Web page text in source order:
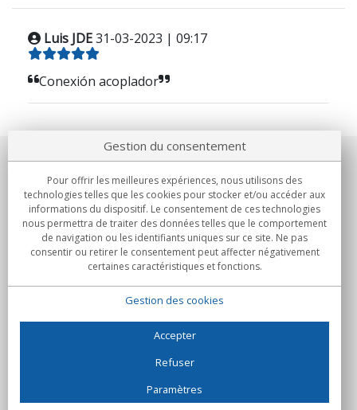
Luis JDE31-03-2023 | 09:17
Conexión acoplador
Notre société
Engagements
Achats
C/Flassaders, 13, Nave 6, 08130 Santa Perpètua de Mogoda
Gestion du consentement
Pour offrir les meilleures expériences, nous utilisons des
technologies telles que les cookies pour stocker et/ou accéder aux
informations du dispositif. Le consentement de ces technologies
nous permettra de traiter des données telles que le comportement
de navigation ou les identifiants uniques sur ce site. Ne pas
consentir ou retirer le consentement peut affecter négativement
certaines caractéristiques et fonctions.
Gestion des cookies
Accepter
Refuser
Paramètres